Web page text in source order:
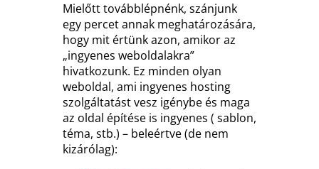
Mielőtt továbblépnénk, szánjunk
egy percet annak meghatározására,
hogy mit értünk azon, amikor az
„ingyenes weboldalakra”
hivatkozunk. Ez minden olyan
weboldal, ami ingyenes hosting
szolgáltatást vesz igénybe és maga
az oldal építése is ingyenes ( sablon,
téma, stb.) – beleértve (de nem
kizárólag):